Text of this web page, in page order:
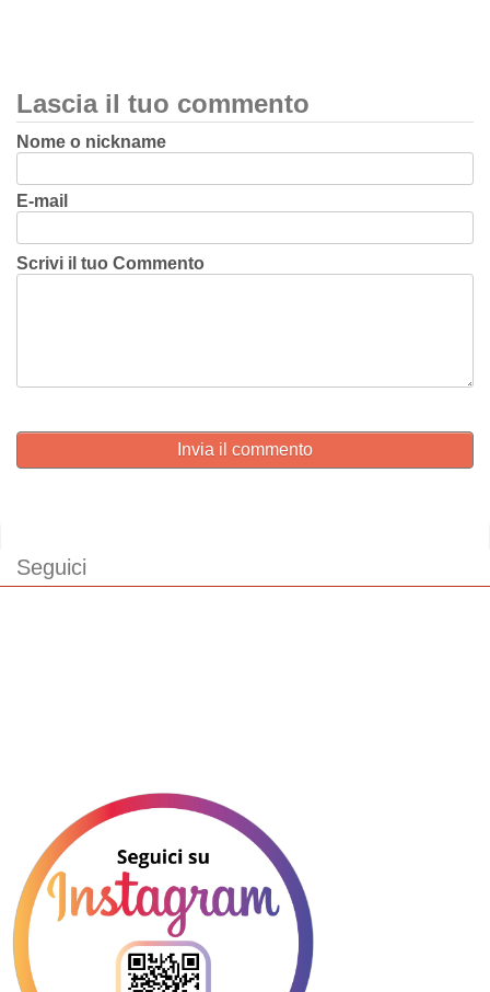
Lascia il tuo commento
Nome o nickname
E-mail
Scrivi il tuo Commento
Invia il commento
Seguici